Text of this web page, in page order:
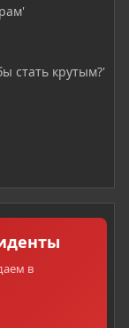
стать крутым?'
в